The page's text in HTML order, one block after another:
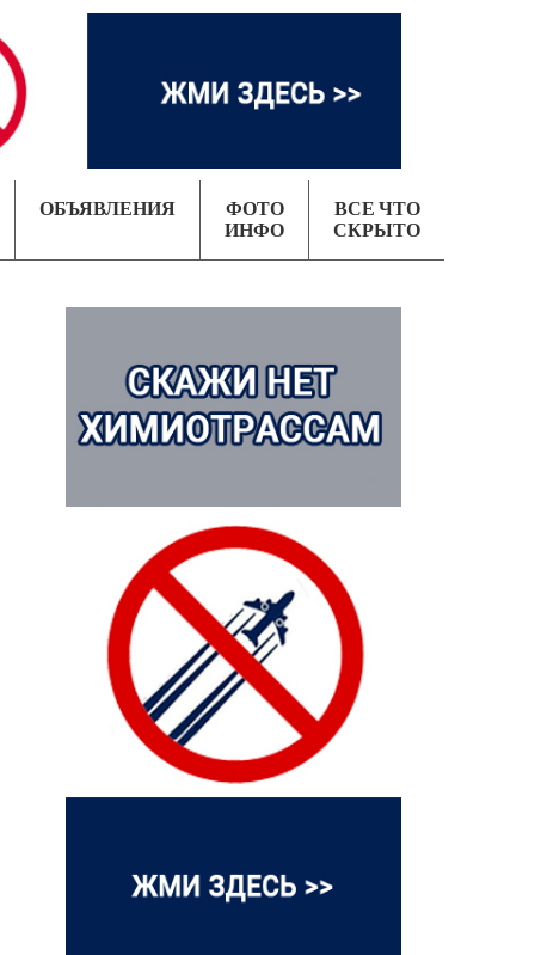
ОБЪЯВЛЕНИЯ ФОТО
ИНФО
ВСЕ ЧТО
СКРЫТО